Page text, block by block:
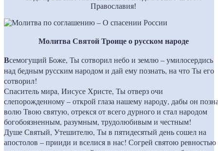
Православия!
Молитва Святой Троице о русском народе
Всемогущий Боже, Ты сотворил небо и землю – умилосердись
над бедным русским народом и дай ему познать, на что Ты его
сотворил!
Спаситель мира, Иисусе Христе, Ты отверз очи
слепорожденному – открой глаза нашему народу, дабы он
волю Твою святую, отрекся от всего дурного и стал народом
богобоязненным, разумным, трудолюбивым и честным!
Душе Святый, Утешителю, Ты в пятидесятый день сошел на
апостолов – прииди и вселися в нас! Согрей святою ревностью